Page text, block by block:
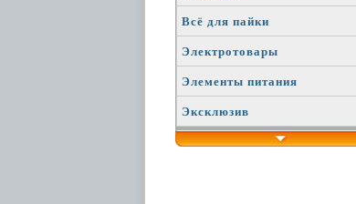
Всё для пайки
Электротовары
Элементы питания
Эксклюзив